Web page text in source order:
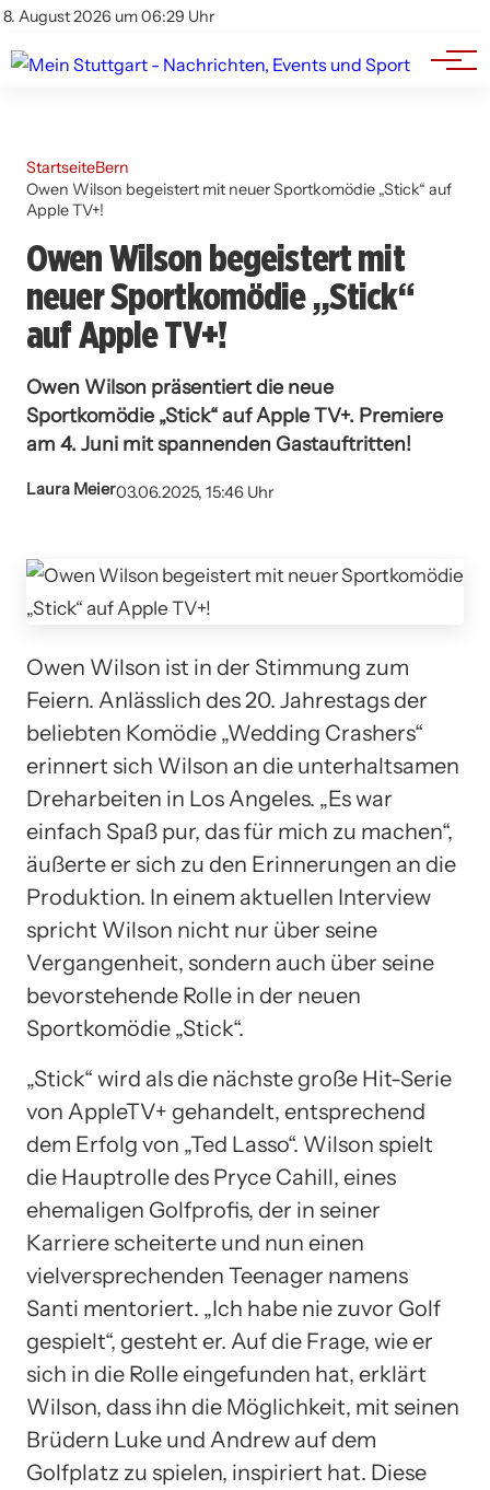
8. August 2026 um 06:29 Uhr
Impressum
Branchenbuch
Werbung
StartseiteBern
Owen Wilson begeistert mit neuer Sportkomödie „Stick“ auf
Apple TV+!
Owen Wilson begeistert mit
neuer Sportkomödie „Stick“
auf Apple TV+!
Owen Wilson präsentiert die neue
Sportkomödie „Stick“ auf Apple TV+. Premiere
am 4. Juni mit spannenden Gastauftritten!
Laura Meier03.06.2025, 15:46 Uhr
Owen Wilson ist in der Stimmung zum
Feiern. Anlässlich des 20. Jahrestags der
beliebten Komödie „Wedding Crashers“
erinnert sich Wilson an die unterhaltsamen
Dreharbeiten in Los Angeles. „Es war
einfach Spaß pur, das für mich zu machen“,
äußerte er sich zu den Erinnerungen an die
Produktion. In einem aktuellen Interview
spricht Wilson nicht nur über seine
Vergangenheit, sondern auch über seine
bevorstehende Rolle in der neuen
Sportkomödie „Stick“.
„Stick“ wird als die nächste große Hit-Serie
von AppleTV+ gehandelt, entsprechend
dem Erfolg von „Ted Lasso“. Wilson spielt
die Hauptrolle des Pryce Cahill, eines
ehemaligen Golfprofis, der in seiner
Karriere scheiterte und nun einen
vielversprechenden Teenager namens
Santi mentoriert. „Ich habe nie zuvor Golf
gespielt“, gesteht er. Auf die Frage, wie er
sich in die Rolle eingefunden hat, erklärt
Wilson, dass ihn die Möglichkeit, mit seinen
Brüdern Luke und Andrew auf dem
Golfplatz zu spielen, inspiriert hat. Diese